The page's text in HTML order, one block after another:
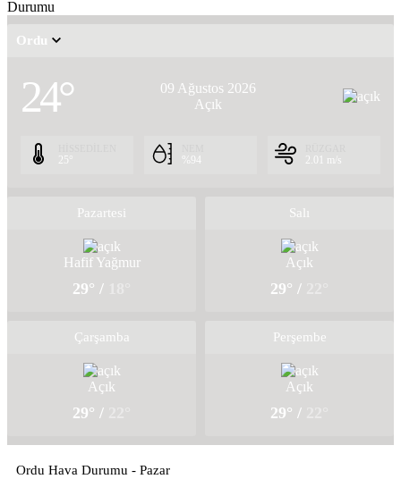
Durumu
Ordu
24°
09 Ağustos 2026
Açık
25° %94 2.01 m/s
Pazartesi
Hafif Yağmur
29° /
Salı
Açık
29° /
Çarşamba
Açık
29° /
Perşembe
Açık
29° /
Ordu Hava Durumu - Pazar